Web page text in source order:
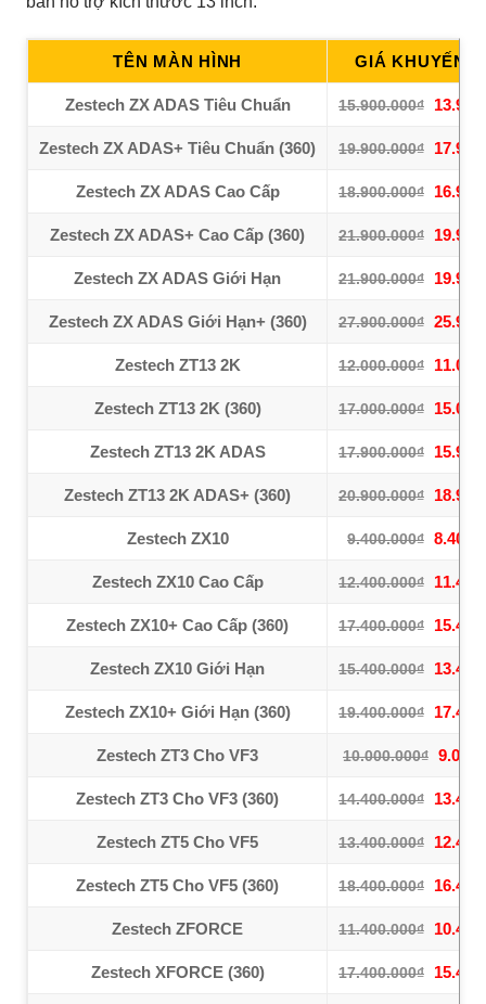
TÊN MÀN HÌNH GIÁ KHUYẾN
Zestech ZX ADAS Tiêu Chuẩn 15.900.000₫
Zestech ZX ADAS+ Tiêu Chuẩn (360) 19.900.000₫
Zestech ZX ADAS Cao Cấp 18.900.000₫
Zestech ZX ADAS+ Cao Cấp (360) 21.900.000₫
Zestech ZX ADAS Giới Hạn 21.900.000₫
Zestech ZX ADAS Giới Hạn+ (360) 27.900.000₫
Zestech ZT13 2K 12.000.000₫
Zestech ZT13 2K (360) 17.000.000₫
Zestech ZT13 2K ADAS 17.900.000₫
Zestech ZT13 2K ADAS+ (360) 20.900.000₫
Zestech ZX10 9.400.000₫
Zestech ZX10 Cao Cấp 12.400.000₫
Zestech ZX10+ Cao Cấp (360) 17.400.000₫
Zestech ZX10 Giới Hạn 15.400.000₫
Zestech ZX10+ Giới Hạn (360) 19.400.000₫
Zestech ZT3 Cho VF3 10.000.000₫
Zestech ZT3 Cho VF3 (360) 14.400.000₫
Zestech ZT5 Cho VF5 13.400.000₫
Zestech ZT5 Cho VF5 (360) 18.400.000₫
Zestech ZFORCE 11.400.000₫
Zestech XFORCE (360) 17.400.000₫